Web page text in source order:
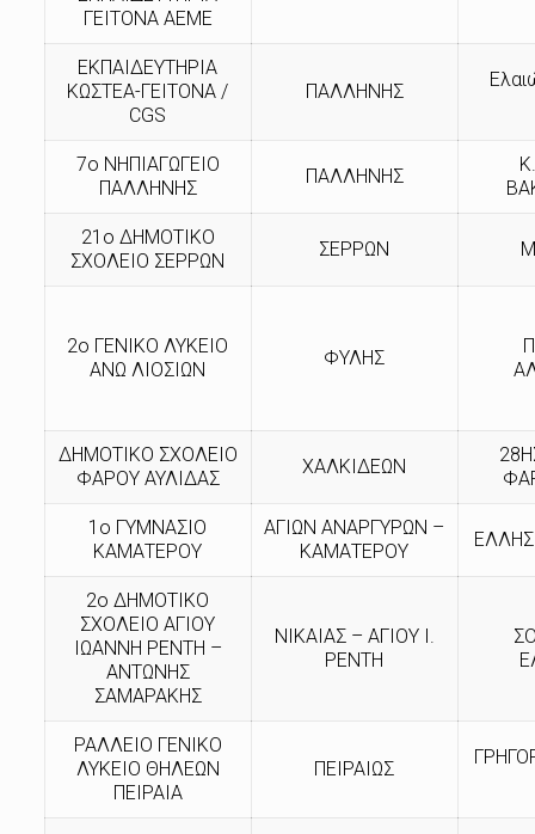
ΓΕΙΤΟΝΑ ΑΕΜΕ
ΕΚΠΑΙΔΕΥΤΗΡΙΑ
ΚΩΣΤΕΑ-ΓΕΙΤΟΝΑ /
CGS
ΠΑΛΛΗΝΗΣ
7ο ΝΗΠΙΑΓΩΓΕΙΟ
ΠΑΛΛΗΝΗΣ
ΠΑΛΛΗΝΗΣ
21ο ΔΗΜΟΤΙΚΟ
ΣΧΟΛΕΙΟ ΣΕΡΡΩΝ
ΣΕΡΡΩΝ
2ο ΓΕΝΙΚΟ ΛΥΚΕΙΟ
ΑΝΩ ΛΙΟΣΙΩΝ
ΦΥΛΗΣ
ΔΗΜΟΤΙΚΟ ΣΧΟΛΕΙΟ
ΦΑΡΟΥ ΑΥΛΙΔΑΣ
ΧΑΛΚΙΔΕΩΝ
1ο ΓΥΜΝΑΣΙΟ
ΚΑΜΑΤΕΡΟΥ
ΑΓΙΩΝ ΑΝΑΡΓΥΡΩΝ –
ΚΑΜΑΤΕΡΟΥ
2ο ΔΗΜΟΤΙΚΟ
ΣΧΟΛΕΙΟ ΑΓΙΟΥ
ΙΩΑΝΝΗ ΡΕΝΤΗ –
ΑΝΤΩΝΗΣ
ΣΑΜΑΡΑΚΗΣ
ΝΙΚΑΙΑΣ – ΑΓΙΟΥ Ι.
ΡΕΝΤΗ
ΡΑΛΛΕΙΟ ΓΕΝΙΚΟ
ΛΥΚΕΙΟ ΘΗΛΕΩΝ
ΠΕΙΡΑΙΑ
ΠΕΙΡΑΙΩΣ